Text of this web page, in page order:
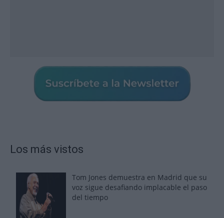
Los más vistos
Tom Jones demuestra en Madrid que su
voz sigue desafiando implacable el paso
del tiempo